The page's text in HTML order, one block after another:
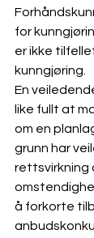
for
er ikke
kunngjøring.
En
like fullt at
om en
grunn har
rettsvirkning
å forkorte